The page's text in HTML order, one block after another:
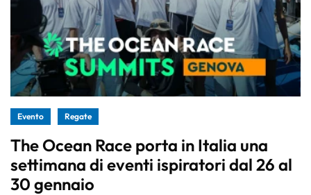
Evento Regate
The Ocean Race porta in Italia una
settimana di eventi ispiratori dal 26 al
30 gennaio